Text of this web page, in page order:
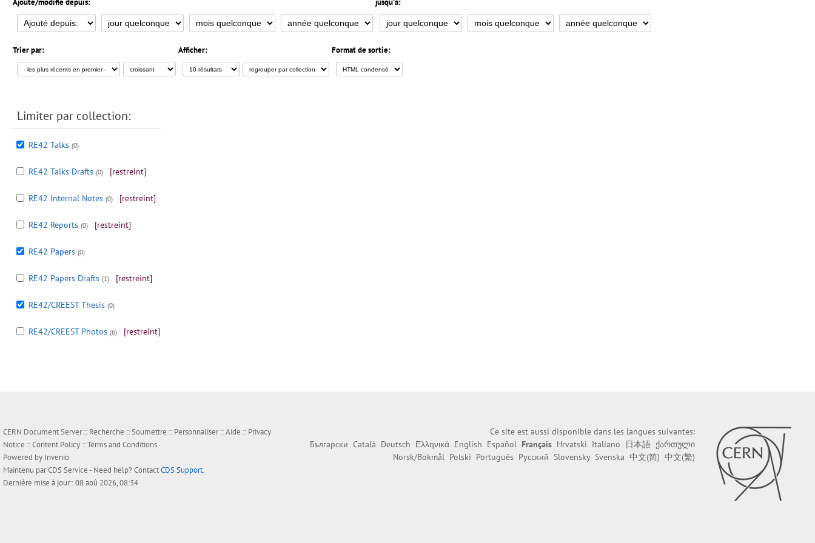
Ajouté/modifié depuis: jusqu'à:
Trier par: Afficher: Format de sortie:
Limiter par collection:
RE42 Talks (0)
RE42 Talks Drafts (0) [restreint]
RE42 Internal Notes (0) [restreint]
RE42 Reports (0) [restreint]
RE42 Papers (0)
RE42 Papers Drafts (1) [restreint]
RE42/CREEST Thesis (0)
RE42/CREEST Photos (6) [restreint]
CERN Document Server :: Recherche ::Soumettre :: Personnaliser::Aide :: Privacy
Notice ::Content Policy ::Terms and Conditions
Powered by Invenio
Maintenu parCDS Service- Need help? ContactCDS Support.
Dernière mise à jour:: 08 aoû 2026, 08:34
Ce site est aussi disponible dans les langues suivantes:
Български Català Deutsch Ελληνικά English Español Français Hrvatski Italiano 日本語 ქართული
Norsk/Bokmål Polski Português Русский Slovensky Svenska 中文(简) 中文(繁)